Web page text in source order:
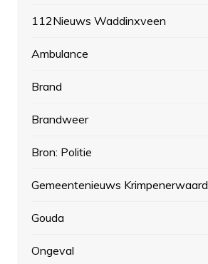
112Nieuws Waddinxveen
Ambulance
Brand
Brandweer
Bron: Politie
Gemeentenieuws Krimpenerwaard
Gouda
Ongeval